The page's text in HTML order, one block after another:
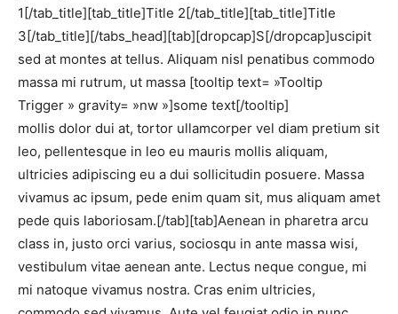
1[/tab_title][tab_title]Title 2[/tab_title][tab_title]Title
3[/tab_title][/tabs_head][tab][dropcap]S[/dropcap]uscipit
sed at montes at tellus. Aliquam nisl penatibus commodo
massa mi rutrum, ut massa [tooltip text= »Tooltip
Trigger » gravity= »nw »]some text[/tooltip]
mollis dolor dui at, tortor ullamcorper vel diam pretium sit
leo, pellentesque in leo eu mauris mollis aliquam,
ultricies adipiscing eu a dui sollicitudin posuere. Massa
vivamus ac ipsum, pede enim quam sit, mus aliquam amet
pede quis laboriosam.[/tab][tab]Aenean in pharetra arcu
class in, justo orci varius, sociosqu in ante massa wisi,
vestibulum vitae aenean ante. Lectus neque congue, mi
mi natoque vivamus nostra. Cras enim ultricies,